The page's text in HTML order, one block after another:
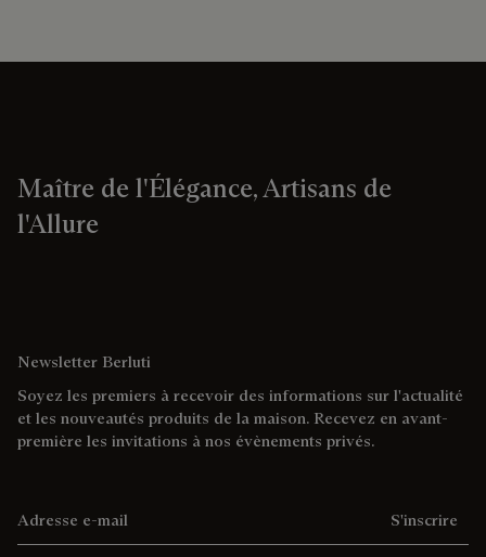
Maître de l'Élégance, Artisans de
l'Allure
Newsletter Berluti
Soyez les premiers à recevoir des informations sur l'actualité
et les nouveautés produits de la maison. Recevez en avant-
première les invitations à nos évènements privés.
S'inscrire